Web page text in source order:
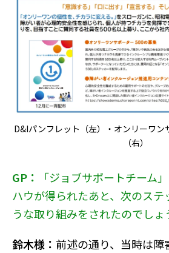
D&Iパンフレット（左）・オンリーワン
（右）
GP：
「ジョブサポートチーム
ハウが得られたあと、次のステ
うな取り組みをされたのでしょ
鈴木様： 前述の通り、当時は